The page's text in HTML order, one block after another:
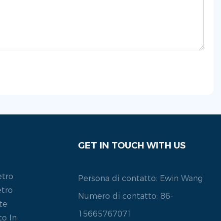
In
GET IN TOUCH WITH US
Persona di contatto: Ewin Wang
Numero di contatto: 86-
15665767071